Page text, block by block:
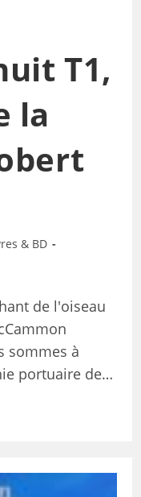
T1,
la
& BD
de l'oiseau
sommes à
portuaire de…